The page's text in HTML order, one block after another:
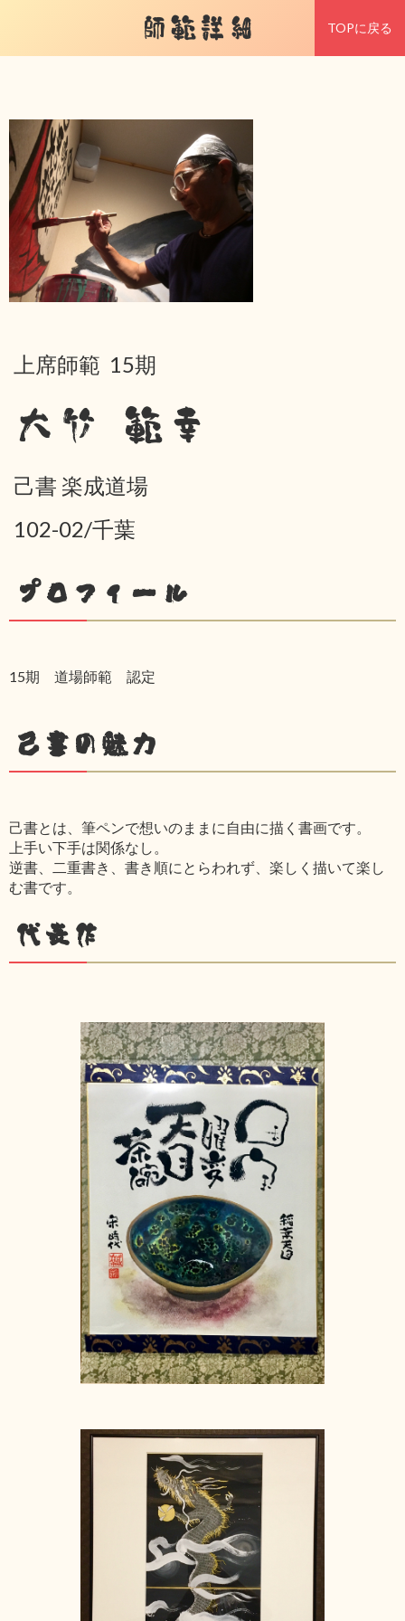
師範詳細 TOPに戻る
上席師範 15期
大竹 範幸
己書 楽成道場
102-02/千葉
プロフィール
15期 道場師範 認定
己書の魅力
己書とは、筆ペンで想いのままに自由に描く書画です。
上手い下手は関係なし。
逆書、二重書き、書き順にとらわれず、楽しく描いて楽し
む書です。
代表作